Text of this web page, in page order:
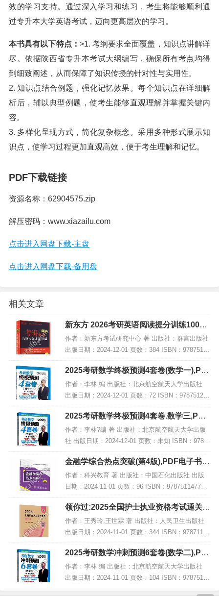
效的学习支持。通过深入学习和练习，考生将能够顺利通
过专升本大学英语考试，迈向更高层次的学习。
本书具有以下特点： >1. 考纲要求全面覆盖，知识点讲解详
尽。依据陕西省专升本考试大纲编写，确保所有考点均得
到细致阐述，从而保障了知识传授的针对性与实用性。
2. 知识点结合例题，强化记忆效果。每个知识点在详细解
析后，辅以典型例题，使考生能够直观理解并掌握关键内
容。
3. 多样化呈现方式，简化复杂概念。采用多种形式展示知
识点，使学习过程更加直观高效，便于考生理解和记忆。
PDF下载链接
资源名称：62904575.zip
解压密码：www.xiazailu.com
点击进入网盘下载-主盘
点击进入网盘下载-备用盘
相关文章
新东方 2026考研英语阅读提分训练100篇
(基础版),PDF下载
作者：新东方考试研究中心 著 出版社：群言出版社
出版日期：2024-12-01 页数：384 ISBN：97875193
08797 电子书大小：190MB [高清扫描版PDF格式]
内容简...
2025考研数学终极预测4套卷(数学一),PD
F电子书下载
作者：李林 编 出版社：北京航空航天大学出版社
出版日期：2024-12-01 页数：72 ISBN：978751244
1835 电子书大小：209MB [高清扫描版PDF格式] 内
容简介...
2025考研数学终极预测4套卷.数学三,PDF
电子书下载
作者：李林?编 著 出版社：北京航空航天大学出版
社 出版日期：2024-12-01 页数：未知 ISBN：9787
512441859 电子书大小：249MB [高清扫描版PDF
格式] 内容简...
金融学综合热点突破(第4版),PDF电子书网
盘下载
作者：科兴教育 著 出版社：中国石化出版社 出版
日期：2024-11-01 页数：96 ISBN：978751147735
4 电子书大小：232MB [高清扫描版PDF格式] 内容
简介 本书...
领你过:2025全国护士执业资格考试通关
卷,PDF电子书下载
作者：王秀玲,王世霖 著 出版社：人民卫生出版社
出版日期：2024-11-01 页数：344 ISBN：97871173
67936 电子书大小：181MB [高清扫描版PDF格式]
内容简...
2025考研数学冲刺预测6套卷(数学二),PD
F电子书下载
作者：李林 编 出版社：北京航空航天大学出版社
出版日期：2024-11-01 页数：104 ISBN：97875124